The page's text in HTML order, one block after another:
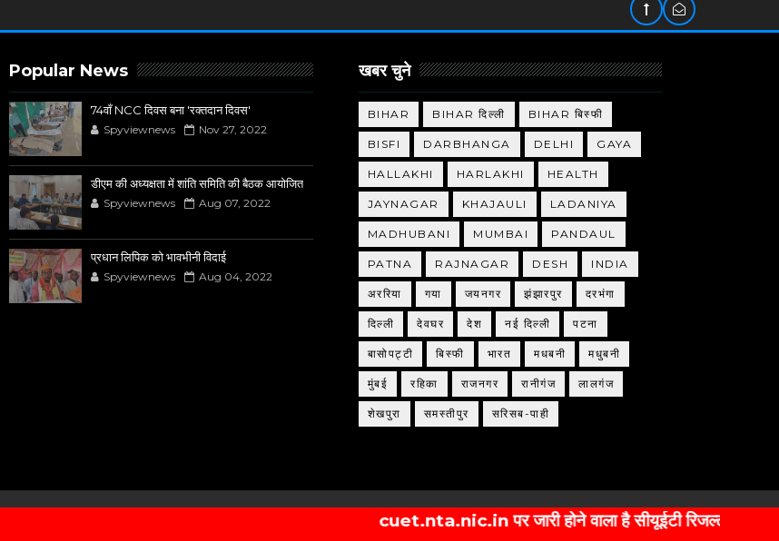
Popular News
74वाँ NCC दिवस बना 'रक्तदान दिवस'
Spyviewnews Nov 27, 2022
डीएम की अध्यक्षता में शांति समिति की बैठक आयोजित
Spyviewnews Aug 07, 2022
प्रधान लिपिक को भावभीनी विदाई
Spyviewnews Aug 04, 2022
खबर चुने
BIHAR BIHAR दिल्ली BIHAR बिस्फी
BISFI DARBHANGA DELHI GAYA
HALLAKHI HARLAKHI HEALTH
JAYNAGAR KHAJAULI LADANIYA
MADHUBANI MUMBAI PANDAUL
PATNA RAJNAGAR DESH INDIA
अररिया गया जयनगर झंझारपुर दरभंगा
दिल्ली देवघर देश नई दिल्ली पटना
बासोपट्टी बिस्फी भारत मधबनी मधुबनी
मुंबई रहिका राजनगर रानीगंज लालगंज
शेखपुरा समस्तीपुर सरिसब-पाही
cuet.nta.nic.in पर जारी होने वाला है सीयूईटी रिजल्ट, यहां मिलेगा